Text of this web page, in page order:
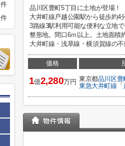
品川区豊町5丁目に土地が登場！
大井町線戸越公園駅から徒歩約4
3路線3駅利用可能な便利な立地で
整形地。間口6ｍ以上。土地面積
大井町線・浅草線・横須賀線の
価格
1億2,280万円 東京都品川区豊
東急大井町線 「
件
件